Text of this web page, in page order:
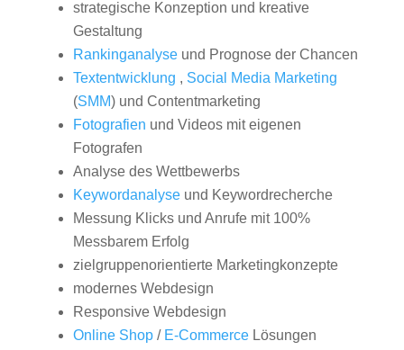
strategische Konzeption und kreative
Gestaltung
Rankinganalyseund Prognose der Chancen
Textentwicklung , Social Media Marketing
(SMM) und Contentmarketing
Fotografien und Videos mit eigenen
Fotografen
Analyse des Wettbewerbs
Keywordanalyseund Keywordrecherche
Messung Klicks und Anrufe mit 100%
Messbarem Erfolg
zielgruppenorientierte Marketingkonzepte
modernes Webdesign
Responsive Webdesign
Online Shop/ E-CommerceLösungen